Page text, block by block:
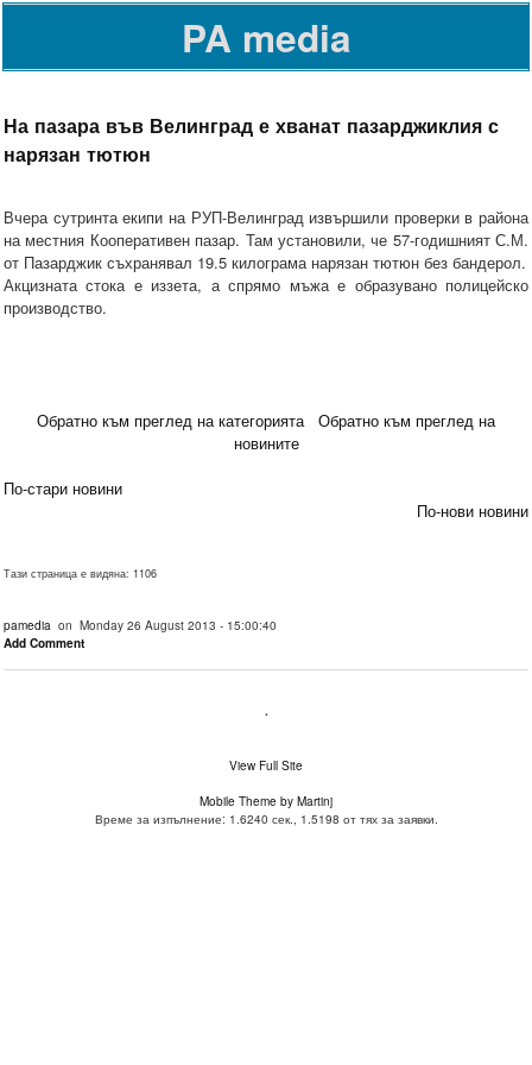
PA media
На пазара във Велинград е хванат пазарджиклия с
нарязан тютюн
Вчера сутринта екипи на РУП-Велинград извършили проверки в района
на местния Кооперативен пазар. Там установили, че 57-годишният С.М.
от Пазарджик съхранявал 19.5 килограма нарязан тютюн без бандерол.
Акцизната стока е иззета, а спрямо мъжа е образувано полицейско
производство.
Обратно към преглед на категорията
Обратно към преглед на
новините
По-стари новини
По-нови новини
Тази страница е видяна: 1106
pamedia on Monday 26 August 2013 - 15:00:40
Add Comment
.
View Full Site
Mobile Theme by Martinj
Време за изпълнение: 1.6240 сек., 1.5198 от тях за заявки.